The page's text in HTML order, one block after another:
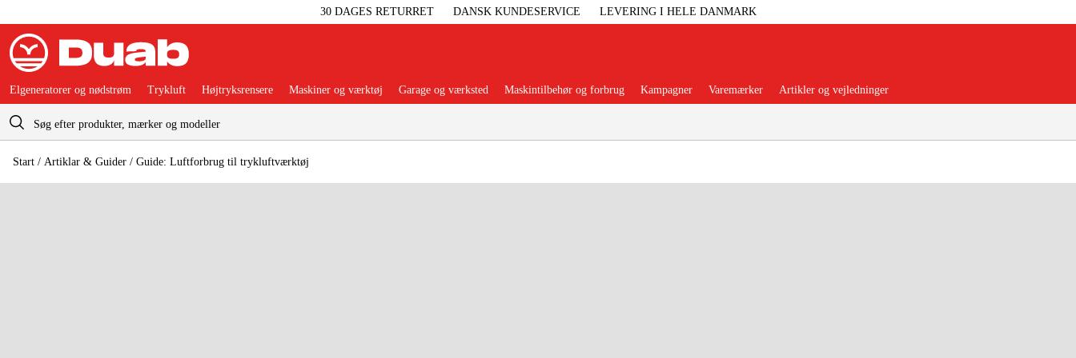
30 DAGES RETURRET DANSK KUNDESERVICE LEVERING I HELE DANMARK
Elgeneratorer og nødstrøm Trykluft Højtryksrensere Maskiner og værktøj Garage og værksted Maskintilbehør og forbrug Kampagner Varemærker Artikler og vejledninger
Start / Artiklar & Guider / Guide: Luftforbrug til trykluftværktøj